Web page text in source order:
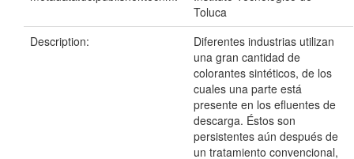
Toluca
Description:
Diferentes industrias utilizan
una gran cantidad de
colorantes sintéticos, de los
cuales una parte está
presente en los efluentes de
descarga. Éstos son
persistentes aún después de
un tratamiento convencional,